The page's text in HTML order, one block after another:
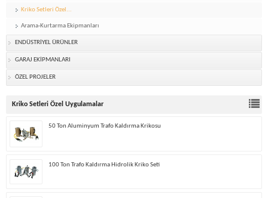
Kriko Setleri Özel...
Arama-Kurtarma Ekipmanları
ENDÜSTRİYEL ÜRÜNLER
GARAJ EKİPMANLARI
ÖZEL PROJELER
Kriko Setleri Özel Uygulamalar
50 Ton Aluminyum Trafo Kaldırma Krikosu
100 Ton Trafo Kaldırma Hidrolik Kriko Seti